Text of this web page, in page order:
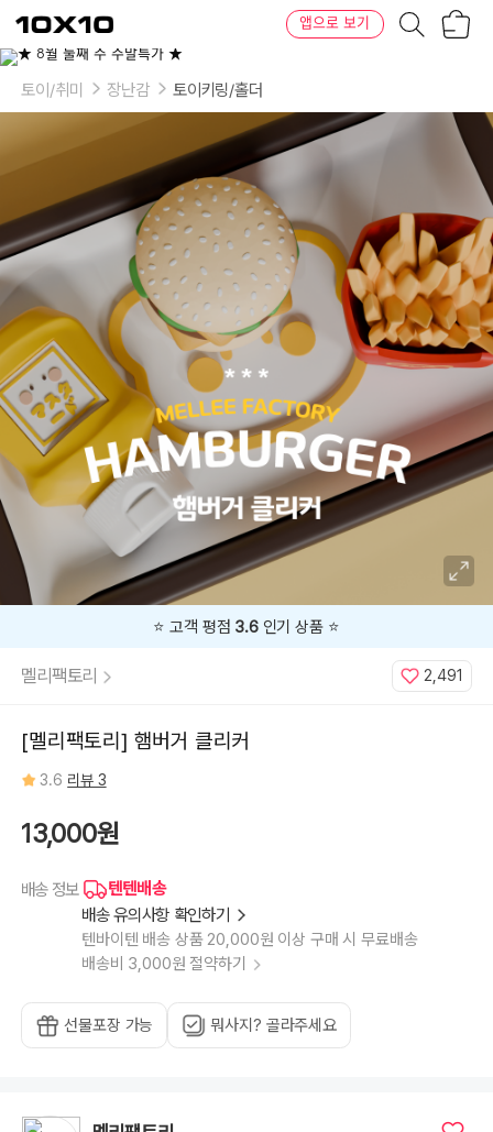
텐
바
텐
앱으로 보기
토이/취미 장난감 토이키링/홀더
⭐️ 고객 평점 3.6인기 상품 ⭐️
멜리팩토리 2,491
[멜리팩토리] 햄버거 클리커
3.6 리뷰 3
13,000원
배송 정보
텐텐배송
배송 유의사항 확인하기
텐바이텐 배송 상품 20,000원 이상 구매 시 무료배송
배송비 3,000원 절약하기
선물포장 가능 뭐사지? 골라주세요